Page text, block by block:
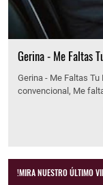
Gerina - Me Faltas
Gerina - Me Faltas
convencional, Me
!MIRA NUESTRO ÚLTIMO